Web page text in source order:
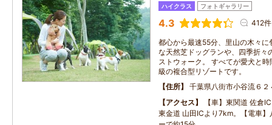
ハイクラス フォトギャラリー
4.3 412件
都心から最速55分、里山の木々
な天然芝ドッグランや、四季折々
ストウォーク。 すべてが愛犬と
級の複合型リゾートです。
住所
千葉県八街市小谷流６２
アクセス
【車】東関道 佐倉
東金道 山田ICより7km。【電車